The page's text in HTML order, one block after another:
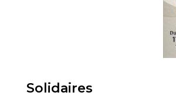
Solidaires